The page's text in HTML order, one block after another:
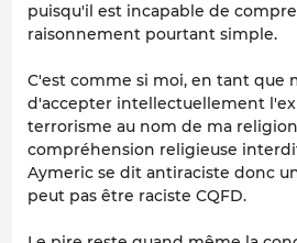
puisqu'il est incapable de
raisonnement pourtant simple.
C'est comme si moi, en tant que
d'accepter intellectuellement
terrorisme au nom de ma
compréhension religieuse
Aymeric se dit antiraciste donc
peut pas être raciste CQFD.